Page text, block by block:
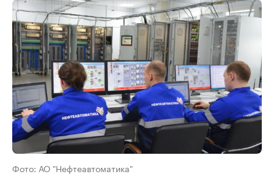
Фото: АО "Нефтеавтоматика"